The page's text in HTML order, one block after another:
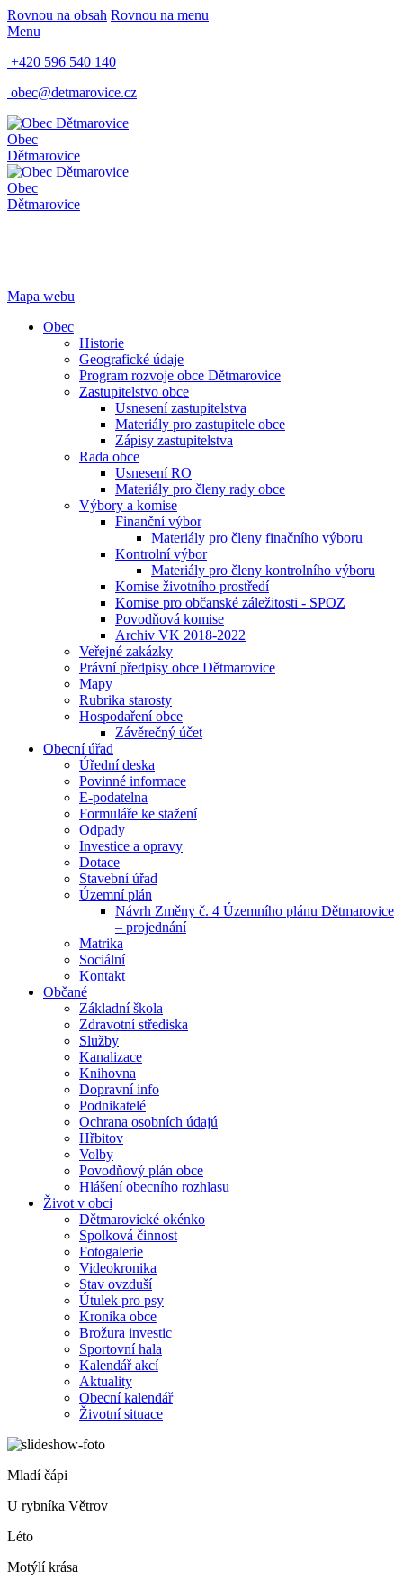
Rovnou na obsah Rovnou na menu
Menu
+420 596 540 140
obec@detmarovice.cz
Obec
Dětmarovice
Obec
Dětmarovice
Mapa webu
Obec
Historie
Geografické údaje
Program rozvoje obce Dětmarovice
Zastupitelstvo obce
Usnesení zastupitelstva
Materiály pro zastupitele obce
Zápisy zastupitelstva
Rada obce
Usnesení RO
Materiály pro členy rady obce
Výbory a komise
Finanční výbor
Materiály pro členy finačního výboru
Kontrolní výbor
Materiály pro členy kontrolního výboru
Komise životního prostředí
Komise pro občanské záležitosti - SPOZ
Povodňová komise
Archiv VK 2018-2022
Veřejné zakázky
Právní předpisy obce Dětmarovice
Mapy
Rubrika starosty
Hospodaření obce
Závěrečný účet
Obecní úřad
Úřední deska
Povinné informace
E-podatelna
Formuláře ke stažení
Odpady
Investice a opravy
Dotace
Stavební úřad
Územní plán
Návrh Změny č. 4 Územního plánu Dětmarovice
– projednání
Matrika
Sociální
Kontakt
Občané
Základní škola
Zdravotní střediska
Služby
Kanalizace
Knihovna
Dopravní info
Podnikatelé
Ochrana osobních údajú
Hřbitov
Volby
Povodňový plán obce
Hlášení obecního rozhlasu
Život v obci
Dětmarovické okénko
Spolková činnost
Fotogalerie
Videokronika
Stav ovzduší
Útulek pro psy
Kronika obce
Brožura investic
Sportovní hala
Kalendář akcí
Aktuality
Obecní kalendář
Životní situace
Mladí čápi
U rybníka Větrov
Léto
Motýlí krása